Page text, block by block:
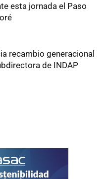
esta jornada el Paso
recambio generacional
de INDAP